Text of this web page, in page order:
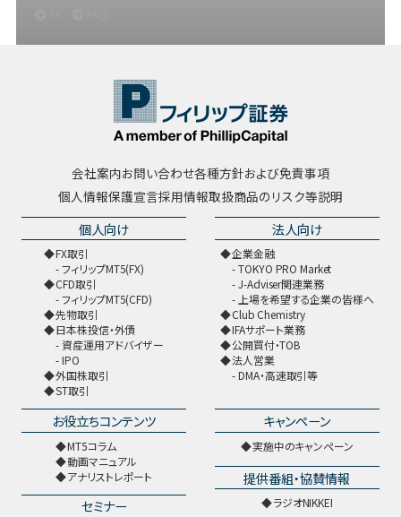
会社案内お問い合わせ各種方針および免責事項
個人情報保護宣言採用情報取扱商品のリスク等説明
個人向け
FX取引
フィリップMT5(FX)
CFD取引
フィリップMT5(CFD)
先物取引
日本株投信・外債
資産運用アドバイザー
IPO
外国株取引
ST取引
法人向け
企業金融
TOKYO PRO Market
J-Adviser関連業務
上場を希望する企業の皆様へ
Club Chemistry
IFAサポート業務
公開買付・TOB
法人営業
DMA・高速取引等
お役立ちコンテンツ
MT5コラム
動画マニュアル
アナリストレポート
セミナー
キャンペーン
実施中のキャンペーン
提供番組・協賛情報
ラジオNIKKEI